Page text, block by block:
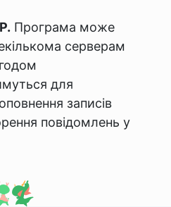
Програма може
серверам
для
записів
повідомлень у